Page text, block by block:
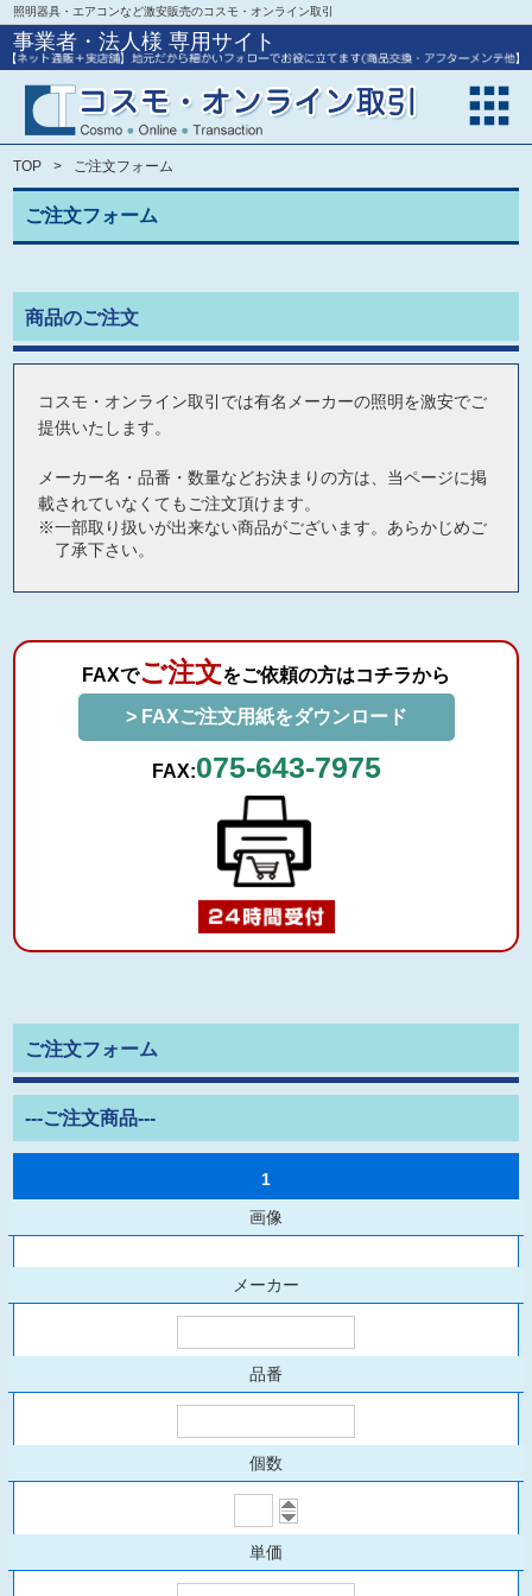
照明器具・エアコンなど激安販売のコスモ・オンライン取引
事業者・法人様 専用サイト
TOP ご注文フォーム
ご注文フォーム
商品のご注文
コスモ・オンライン取引では有名メーカーの照明を激安でご
提供いたします。
メーカー名・品番・数量などお決まりの方は、当ページに掲
載されていなくてもご注文頂けます。
一部取り扱いが出来ない商品がございます。あらかじめご
了承下さい。
FAXでご注文をご依頼の方はコチラから
> FAXご注文用紙をダウンロード
FAX:075-643-7975
ご注文フォーム
---ご注文商品---
1